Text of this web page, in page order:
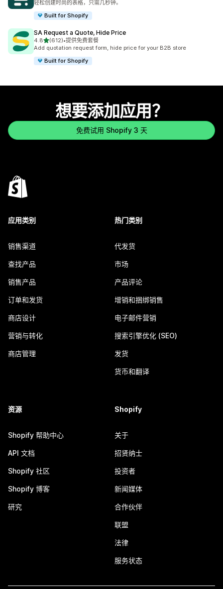
轻松创建时尚的表格，只需几秒钟。
Built for Shopify
SA Request a Quote, Hide Price
4.8星（满分 5 星）
(612)
总共 612 条评论
•提供免费套餐
Add quotation request form, hide price for your B2B store
Built for Shopify
想要添加应用？
免费试用 Shopify 3 天
应用类别
销售渠道
查找产品
销售产品
订单和发货
商店设计
营销与转化
商店管理
热门类别
代发货
市场
产品评论
增销和捆绑销售
电子邮件营销
搜索引擎优化 (SEO)
发货
货币和翻译
资源
Shopify 帮助中心
API 文档
Shopify 社区
Shopify 博客
研究
Shopify
关于
招贤纳士
投资者
新闻媒体
合作伙伴
联盟
法律
服务状态